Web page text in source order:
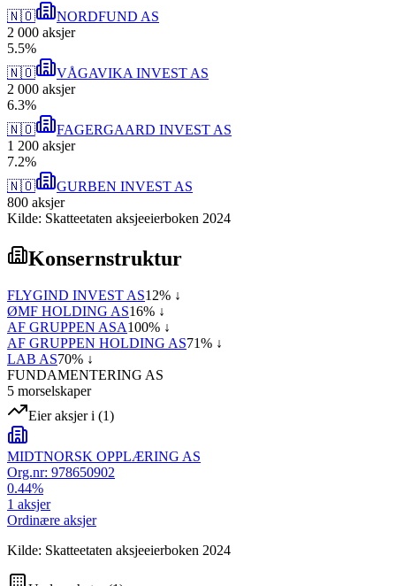
🇳🇴
NORDFUND AS
2 000 aksjer
5.5%
🇳🇴
VÅGAVIKA INVEST AS
2 000 aksjer
6.3%
🇳🇴
FAGERGAARD INVEST AS
1 200 aksjer
7.2%
🇳🇴
GURBEN INVEST AS
800 aksjer
Kilde: Skatteetaten aksjeeierboken 2024
Konsernstruktur
FLYGIND INVEST AS12% ↓
ØMF HOLDING AS16% ↓
AF GRUPPEN ASA100% ↓
AF GRUPPEN HOLDING AS71% ↓
LAB AS70% ↓
FUNDAMENTERING AS
5 morselskaper
Eier aksjer i (1)
MIDTNORSK OPPLÆRING AS
Org.nr: 978650902
0.44%
1 aksjer
Ordinære aksjer
Kilde: Skatteetaten aksjeeierboken 2024